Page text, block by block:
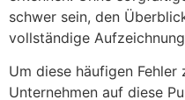
schwer sein, den
vollständige
Um diese häufigen
Unternehmen auf diese